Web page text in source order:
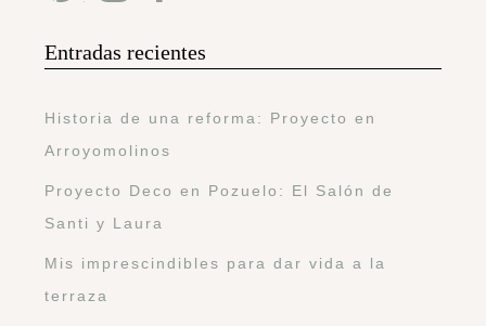
Entradas recientes
Historia de una reforma: Proyecto en
Arroyomolinos
Proyecto Deco en Pozuelo: El Salón de
Santi y Laura
Mis imprescindibles para dar vida a la
terraza